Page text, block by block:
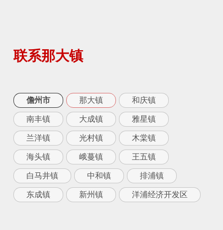
联系那大镇
儋州市 那大镇 和庆镇
南丰镇 大成镇 雅星镇
兰洋镇 光村镇 木棠镇
海头镇 峨蔓镇 王五镇
白马井镇 中和镇 排浦镇
东成镇 新州镇 洋浦经济开发区